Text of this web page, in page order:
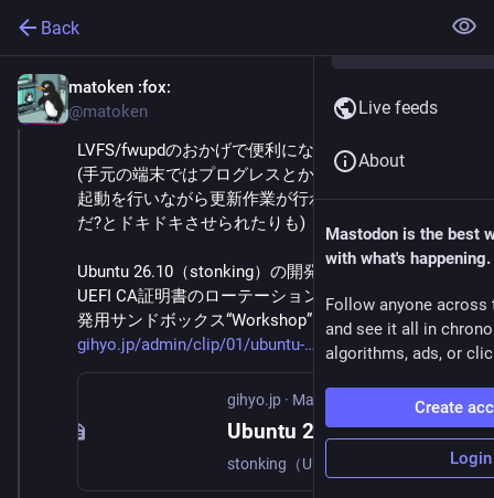
Back
matoken :fox:
@matoken
LVFS/fwupdのおかげで便利になりましたね
(手元の端末ではプログレスとか何も出ずに複数の再
起動を行いながら更新作業が行われてもしやUEFI飛ん
だ?とドキドキさせられたりも)
Ubuntu 26.10（stonking）の開発; カーネル7.2採用、
UEFI CA証明書のローテーション、Arm AGI CPU、開
発用サンドボックス“Workshop” | gihyo.jp
gihyo.jp/admin/clip/01/ubuntu-
gihyo.jp · May 29
Ubuntu 26.10（stonking）の開発; カーネル7.2採用、UEFI CA証明書のローテーション、Arm AGI CPU、開発用サンドボックス“Workshop” | gihyo.jp
stonking（Ubuntu 26.10）の開発開始が宣言され、各種計画が開始されました。現実的には現在開催中のUbuntu Summit 26.04での議論が終了し、より精緻な計画が公開されてからが本格的な稼働となるでしょう。
Live feeds
About
Mastodon is the best
with what's happening.
Follow anyone across
and see it all in
algorithms, ads, or
Create
Login